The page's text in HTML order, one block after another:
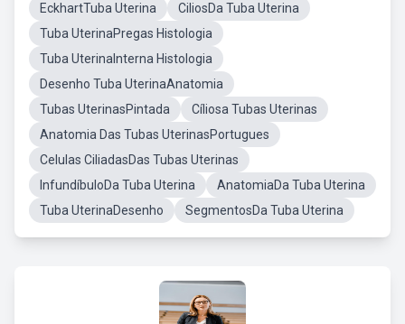
EckhartTuba Uterina
CiliosDa Tuba Uterina
Tuba UterinaPregas Histologia
Tuba UterinaInterna Histologia
Desenho Tuba UterinaAnatomia
Tubas UterinasPintada
Cíliosa Tubas Uterinas
Anatomia Das Tubas UterinasPortugues
Celulas CiliadasDas Tubas Uterinas
InfundíbuloDa Tuba Uterina
AnatomiaDa Tuba Uterina
Tuba UterinaDesenho
SegmentosDa Tuba Uterina